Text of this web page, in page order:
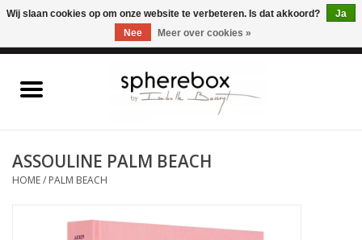
Home
ASSOULINE PALM BEACH
HOME/ PALM BEACH
Wij slaan cookies op om onze website te verbeteren. Is dat akkoord?
Ja
Nee
Meer over cookies »
ONLINE WINKEL VOOR WOONACCESSOIRES, MEUBELEN & KUNST – GRATIS